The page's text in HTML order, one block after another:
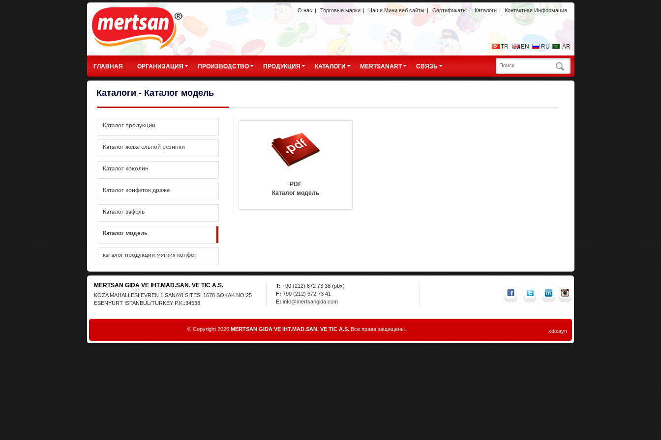
О нас | Торговые марки | Наши Мини веб сайты | Сертификаты | Каталоги | Контактная Информация
TR EN RU AR
ГЛАВНАЯ ОРГАНИЗАЦИЯ ПРОИЗВОДСТВО ПРОДУКЦИЯ КАТАЛОГИ MERTSANART СВЯЗЬ
Каталоги - Каталог модель
Каталог продукции
Каталог жевательной резинки
Каталог коколин
Каталог конфеток драже
Каталог вафель
Каталог модель
каталог продукции мягких конфет
PDF
Каталог модель
MERTSAN GIDA VE IHT.MAD.SAN. VE TIC A.S.
KOZA MAHALLESI EVREN 1 SANAYI SITESI 1678 SOKAK NO:25
ESENYURT ISTANBUL/TURKEY P.K.:34538
T:+90 (212) 672 73 38 (pbx)
F: +90 (212) 672 73 41
E: info@mertsangida.com
© Copyright 2026 MERTSAN GIDA VE IHT.MAD.SAN. VE TIC A.S.Все права защищены. xdizayn